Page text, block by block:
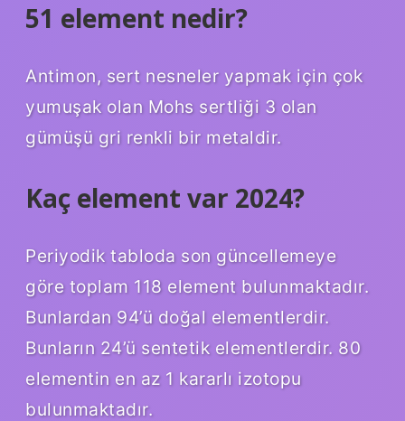
51 element nedir?
Antimon, sert nesneler yapmak için çok
yumuşak olan Mohs sertliği 3 olan
gümüşü gri renkli bir metaldir.
Kaç element var 2024?
Periyodik tabloda son güncellemeye
göre toplam 118 element bulunmaktadır.
Bunlardan 94’ü doğal elementlerdir.
Bunların 24’ü sentetik elementlerdir. 80
elementin en az 1 kararlı izotopu
bulunmaktadır.